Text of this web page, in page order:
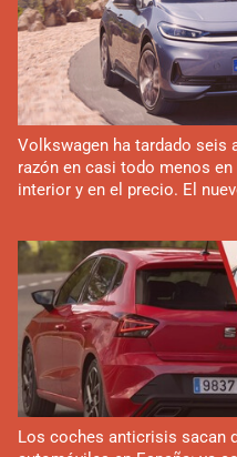
Volkswagen ha tardado seis
razón en casi todo menos
interior y en el precio. El
Los coches anticrisis sacan